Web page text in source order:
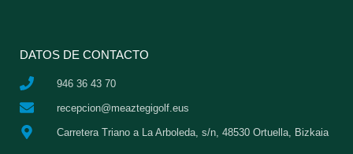
DATOS DE CONTACTO
946 36 43 70
recepcion@meaztegigolf.eus
Carretera Triano a La Arboleda, s/n, 48530 Ortuella, Bizkaia